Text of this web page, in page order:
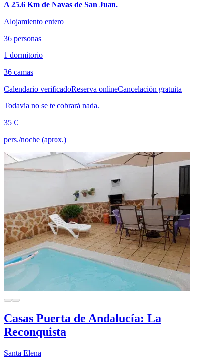
A 25.6 Km de Navas de San Juan.
Alojamiento entero
36 personas
1 dormitorio
36 camas
Calendario verificadoReserva onlineCancelación gratuita
Todavía no se te cobrará nada.
35 €
pers./noche (aprox.)
Casas Puerta de Andalucía: La
Reconquista
Santa Elena